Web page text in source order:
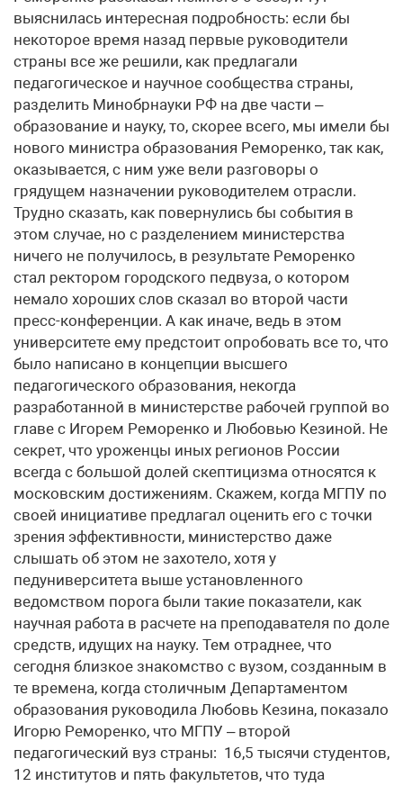
выяснилась интересная подробность: если бы
некоторое время назад первые руководители
страны все же решили, как предлагали
педагогическое и научное сообщества страны,
разделить Минобрнауки РФ на две части –
образование и науку, то, скорее всего, мы имели бы
нового министра образования Реморенко, так как,
оказывается, с ним уже вели разговоры о
грядущем назначении руководителем отрасли.
Трудно сказать, как повернулись бы события в
этом случае, но с разделением министерства
ничего не получилось, в результате Реморенко
стал ректором городского педвуза, о котором
немало хороших слов сказал во второй части
пресс-конференции. А как иначе, ведь в этом
университете ему предстоит опробовать все то, что
было написано в концепции высшего
педагогического образования, некогда
разработанной в министерстве рабочей группой во
главе с Игорем Реморенко и Любовью Кезиной. Не
секрет, что уроженцы иных регионов России
всегда с большой долей скептицизма относятся к
московским достижениям. Скажем, когда МГПУ по
своей инициативе предлагал оценить его с точки
зрения эффективности, министерство даже
слышать об этом не захотело, хотя у
педуниверситета выше установленного
ведомством порога были такие показатели, как
научная работа в расчете на преподавателя по доле
средств, идущих на науку. Тем отраднее, что
сегодня близкое знакомство с вузом, созданным в
те времена, когда столичным Департаментом
образования руководила Любовь Кезина, показало
Игорю Реморенко, что МГПУ – второй
педагогический вуз страны: 16,5 тысячи студентов,
12 институтов и пять факультетов, что туда